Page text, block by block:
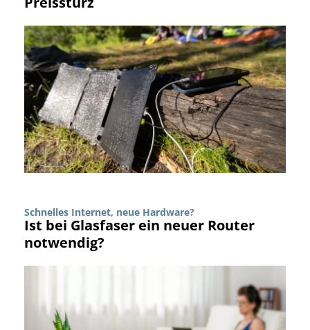
Schnelles Internet, neue Hardware?
Ist bei Glasfaser ein neuer Router
notwendig?